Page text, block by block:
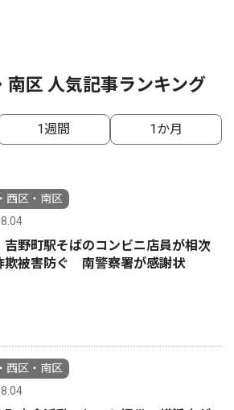
南区 人気記事ランキング
1週間 1か月
西区・南区
吉野町駅そばのコンビニ店員が相次
欺被害防ぐ 南警察署が感謝状
西区・南区